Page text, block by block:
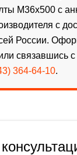
М36х500 с
с
России.
связавшись
364-64-10.